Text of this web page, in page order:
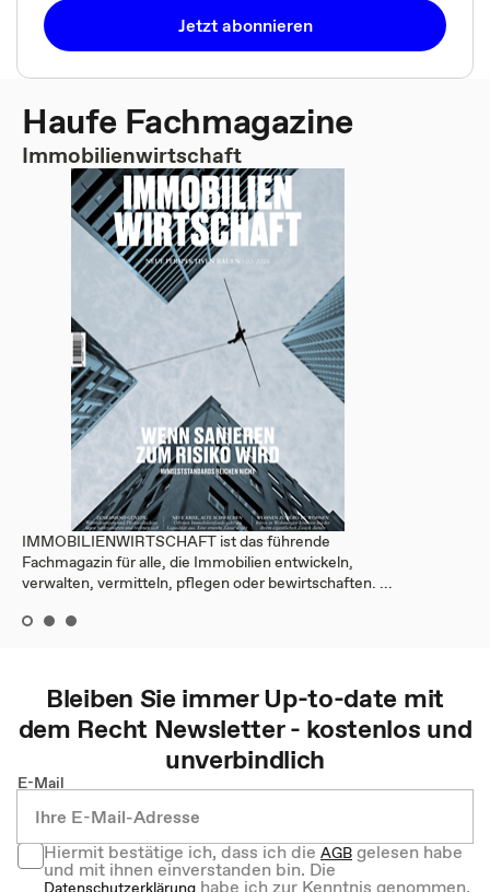
Jetzt abonnieren
Haufe Fachmagazine
Immobilienwirtschaft
IMMOBILIENWIRTSCHAFT ist das führende
Fachmagazin für alle, die Immobilien entwickeln,
verwalten, vermitteln, pflegen oder bewirtschaften. ...
Bleiben Sie immer Up-to-date mit
dem Recht Newsletter - kostenlos und
unverbindlich
E-Mail
Hiermit bestätige ich, dass ich dieAGBgelesen habe
und mit ihnen einverstanden bin. Die
habe ich zur Kenntnis genommen.